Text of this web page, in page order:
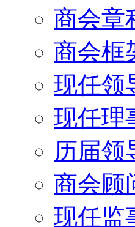
商会章
商会框
现任领
现任理
历届领
商会顾
现任监